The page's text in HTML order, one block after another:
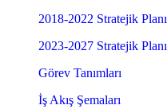
2018-2022 Stratejik Planı
2023-2027 Stratejik Planı
Görev Tanımları
İş Akış Şemaları